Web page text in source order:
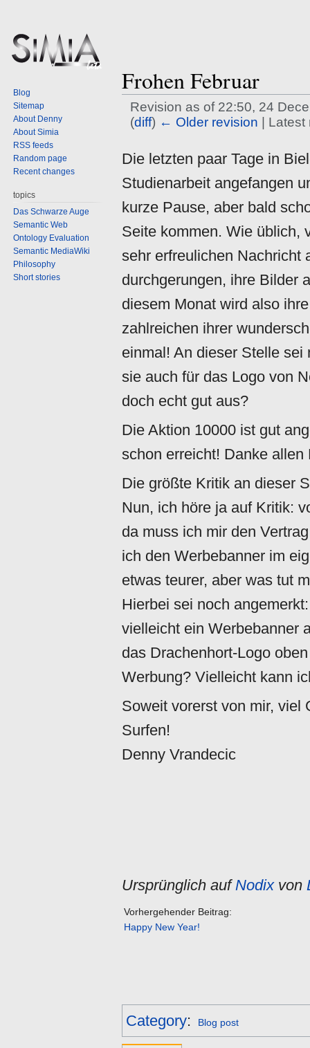
Frohen Februar
Revision as of 22:50, 24
(diff) ← Older revision |
to
navigation
to
search
Die letzten paar Tage in
Studienarbeit angefangen
kurze Pause, aber bald
Seite kommen. Wie üblich,
sehr erfreulichen Nachricht
durchgerungen, ihre Bilder
diesem Monat wird also
zahlreichen ihrer
einmal! An dieser Stelle
sie auch für das Logo von
doch echt gut aus?
Die Aktion 10000 ist gut
schon erreicht! Danke
Die größte Kritik an dieser
Nun, ich höre ja auf Kritik:
da muss ich mir den
ich den Werbebanner im
etwas teurer, aber was tut
Hierbei sei noch
vielleicht ein Werbebanner
das Drachenhort-Logo
Werbung? Vielleicht kann
Soweit vorerst von mir, viel
Surfen!
Denny Vrandecic
Ursprünglich auf Nodixvon
Vorhergehender Beitrag:
Happy New Year!
Category: Blog post
Blog
Sitemap
About Denny
About Simia
RSS feeds
Random page
Recent changes
topics
Das Schwarze Auge
Semantic Web
Ontology Evaluation
Semantic MediaWiki
Philosophy
Short stories